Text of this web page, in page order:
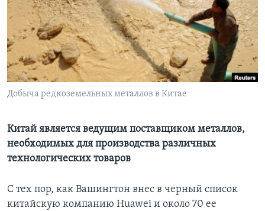
Learning English
СОЦИАЛЬНЫЕ СЕТИ
Добыча редкоземельных металлов в Китае
Китай является ведущим поставщиком металлов,
необходимых для производства различных
технологических товаров
С тех пор, как Вашингтон внес в черный список
китайскую компанию Huawei и около 70 ее